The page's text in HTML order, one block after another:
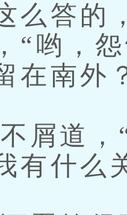
么答的
“哟，
在南外
屑道，
有什么